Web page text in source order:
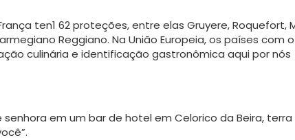
ten1 62 proteções, entre elas Gruyere, Roquefort,
Reggiano. Na União Europeia, os países com
culinária e identificação gastronômica aqui por nós
em um bar de hotel em Celorico da Beira, terra